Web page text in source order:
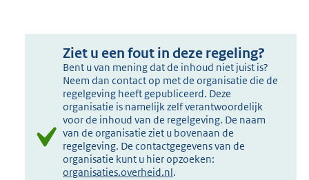
Ziet u een fout in deze regeling?
Bent u van mening dat de inhoud niet juist is?
Neem dan contact op met de organisatie die de
regelgeving heeft gepubliceerd. Deze
organisatie is namelijk zelf verantwoordelijk
voor de inhoud van de regelgeving. De naam
van de organisatie ziet u bovenaan de
regelgeving. De contactgegevens van de
organisatie kunt u hier opzoeken:
organisaties.overheid.nl.